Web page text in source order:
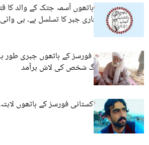
ڈیتھ اسکواڈ کے ہاتھوں آسمہ جتک کے والد کا
بلوچستان میں جاری جبر کا تسلسل ہے۔ بی
لسبیلہ: پاکستانی فورسز کے ہاتھوں جبری طور
لاپتا کیے گئے بزرگ شخص کی لاش برآمد
کوئٹہ: نوجوان پاکستانی فورسز کے ہاتھوں لاپتہ